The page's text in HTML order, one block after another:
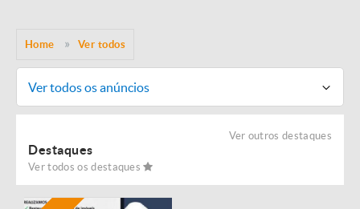
Home Ver todos
Ver todos os anúncios
Ver outros destaques
Destaques
Ver todos os destaques